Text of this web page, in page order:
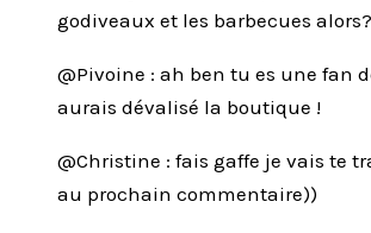
godiveaux et les barbecues alors?
@Pivoine : ah ben tu es une fan
aurais dévalisé la boutique !
@Christine : fais gaffe je vais te
au prochain commentaire))